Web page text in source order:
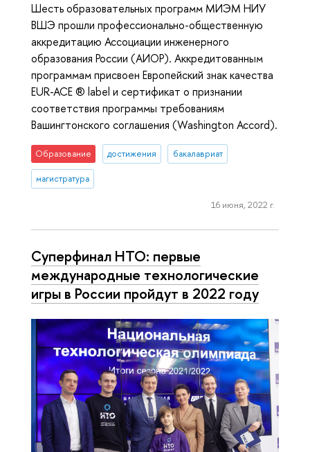
Шесть образовательных программ МИЭМ НИУ
ВШЭ прошли профессионально-общественную
аккредитацию Ассоциации инженерного
образования России (АИОР). Аккредитованным
программам присвоен Европейский знак качества
EUR-ACE ® label и сертификат о признании
соответствия программы требованиям
Вашингтонского соглашения (Washington Accord).
Образование достижения бакалавриат
магистратура
16 июня, 2022 г.
Суперфинал НТО: первые
международные технологические
игры в России пройдут в 2022 году